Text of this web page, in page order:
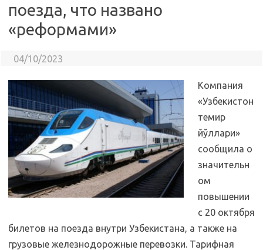
поезда, что названо
«реформами»
04/10/2023
Компания
«Узбекистон
темир
йўллари»
сообщила о
значительн
ом
повышении
с 20 октября
билетов на поезда внутри Узбекистана, а также на
грузовые железнодорожные перевозки. Тарифная